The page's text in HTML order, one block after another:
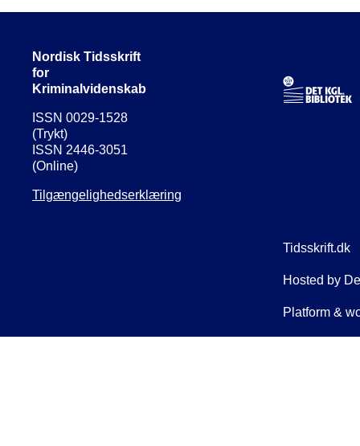
Nordisk Tidsskrift
for
Kriminalvidenskab
ISSN 0029-1528
(Trykt)
ISSN 2446-3051
(Online)
Tilgængelighedserklæring